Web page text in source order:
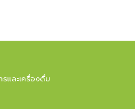
และเครื่องดื่ม